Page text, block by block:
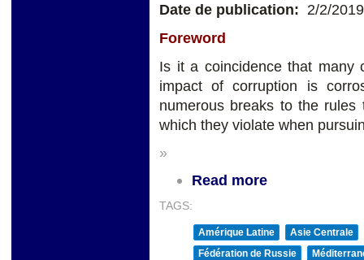
Date de publication: 2/2/2019
Foreword
Is it a coincidence that many
impact of corruption is
numerous breaks to the
which they violate when
»
Read more
TAGS:
Amérique Latine
Asie Centrale
Fédération de Russie